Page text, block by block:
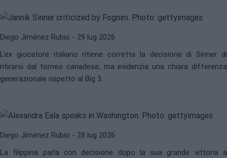
Diego Jiménez Rubio - 29 lug 2026
L'ex giocatore italiano ritiene corretta la decisione di Sinner di
ritirarsi dal torneo canadese, ma evidenzia una chiara differenza
generazionale rispetto al Big 3.
ALEXANDRA EALAWTA
Eala rivendica le sue origini e
Diego Jiménez Rubio - 28 lug 2026
La filippina parla con decisione dopo la sua grande vittoria a
ATPATP WASHINGTON 2026 RENNAE STUBBS